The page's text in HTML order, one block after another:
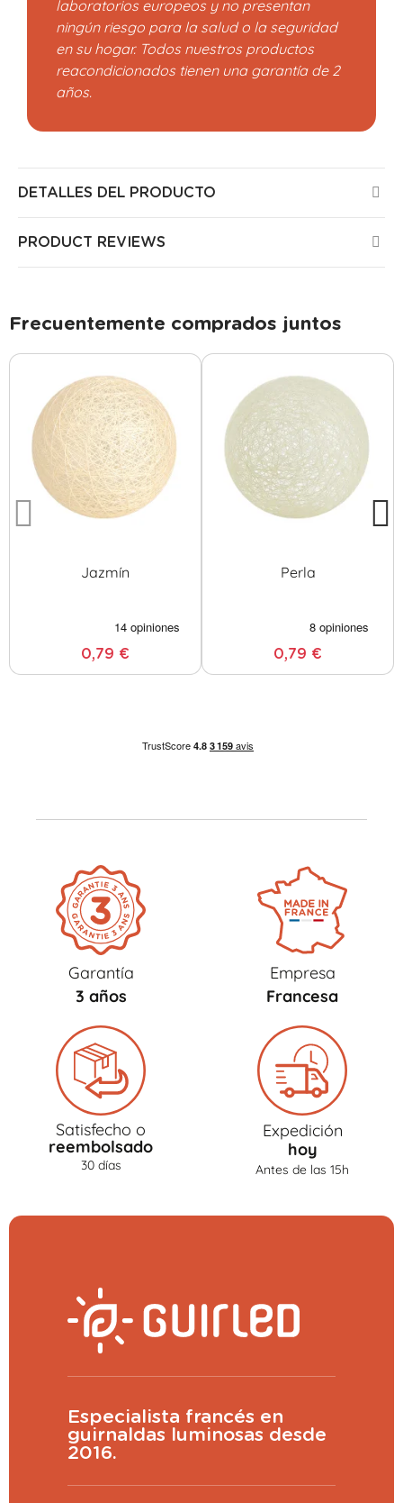
laboratorios europeos y no presentan
ningún riesgo para la salud o la seguridad
en su hogar. Todos nuestros productos
reacondicionados tienen una garantía de 2
años.
DETALLES DEL PRODUCTO
PRODUCT REVIEWS
Frecuentemente comprados juntos
Jazmín
0,79 €
Perla
0,79 €
Garantía
3 años
Empresa
Francesa
Satisfecho o
reembolsado
30 días
Expedición
hoy
Antes de las 15h
Especialista francés en
guirnaldas luminosas desde
2016.